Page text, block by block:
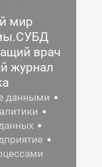
мир
врач
журнал
данными